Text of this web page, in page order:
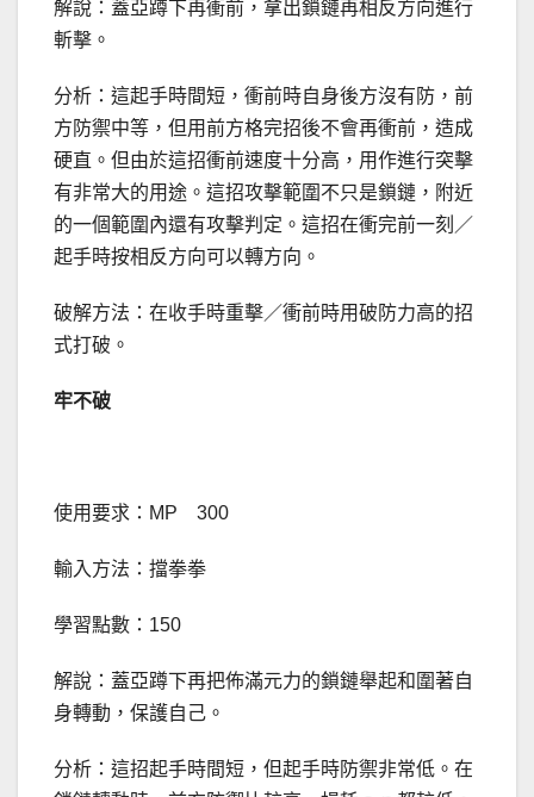
解說：蓋亞蹲下再衝前，拿出鎖鏈再相反方向進行
斬擊。
分析：這起手時間短，衝前時自身後方沒有防，前
方防禦中等，但用前方格完招後不會再衝前，造成
硬直。但由於這招衝前速度十分高，用作進行突擊
有非常大的用途。這招攻擊範圍不只是鎖鏈，附近
的一個範圍內還有攻擊判定。這招在衝完前一刻／
起手時按相反方向可以轉方向。
破解方法：在收手時重擊／衝前時用破防力高的招
式打破。
牢不破
使用要求：MP 300
輸入方法：擋拳拳
學習點數：150
解說：蓋亞蹲下再把佈滿元力的鎖鏈舉起和圍著自
身轉動，保護自己。
分析：這招起手時間短，但起手時防禦非常低。在